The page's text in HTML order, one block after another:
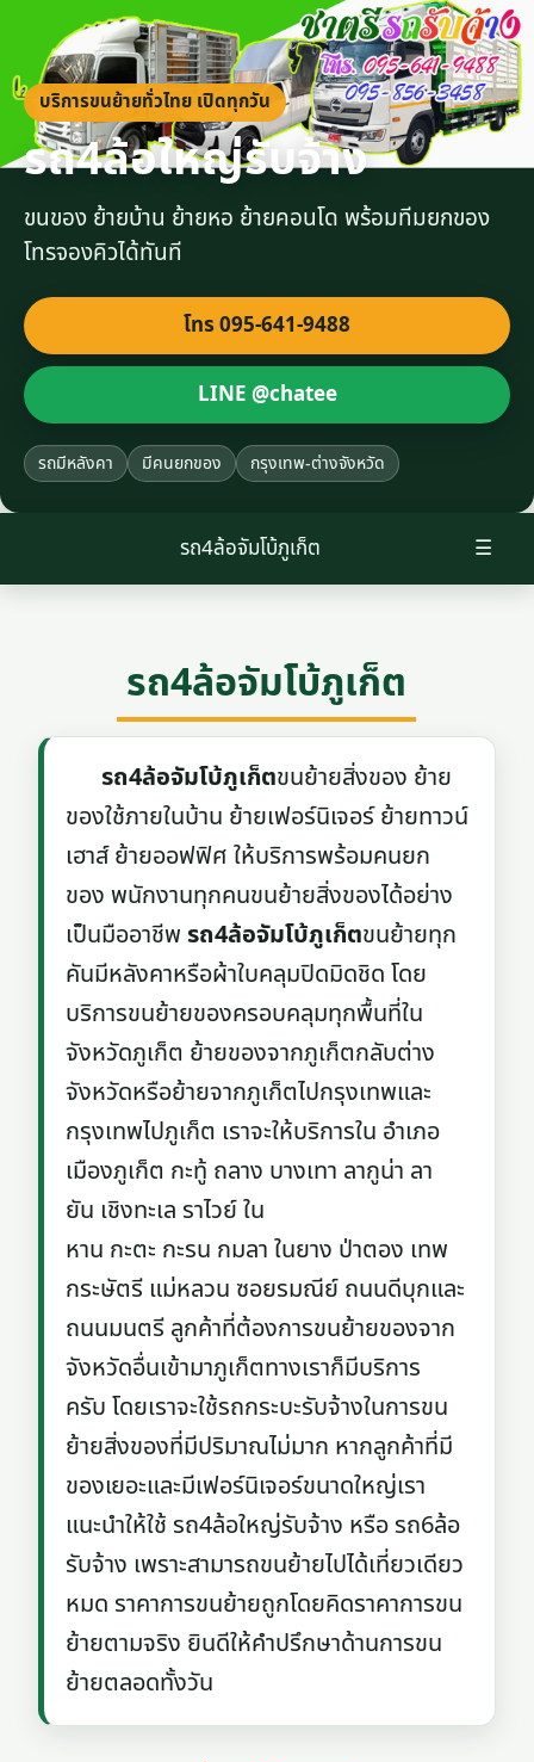
บริการขนย้ายทั่วไทย เปิดทุกวัน
รถ4ล้อใหญ่รับจ้าง
ขนของ ย้ายบ้าน ย้ายหอ ย้ายคอนโด พร้อมทีมยกของ
โทรจองคิวได้ทันที
โทร 095-641-9488
LINE @chatee
รถมีหลังคา มีคนยกของ กรุงเทพ-ต่างจังหวัด
☰
รถ4ล้อจัมโบ้ภูเก็ต
รถ4ล้อจัมโบ้ภูเก็ต
รถ4ล้อจัมโบ้ภูเก็ตขนย้ายสิ่งของ ย้าย
ของใช้ภายในบ้าน ย้ายเฟอร์นิเจอร์ ย้ายทาวน์
เฮาส์ ย้ายออฟฟิศ ให้บริการพร้อมคนยก
ของ พนักงานทุกคนขนย้ายสิ่งของได้อย่าง
เป็นมืออาชีพรถ4ล้อจัมโบ้ภูเก็ตขนย้ายทุก
คันมีหลังคาหรือผ้าใบคลุมปิดมิดชิด โดย
บริการขนย้ายของครอบคลุมทุกพื้นที่ใน
จังหวัดภูเก็ต ย้ายของจากภูเก็ตกลับต่าง
จังหวัดหรือย้ายจากภูเก็ตไปกรุงเทพและ
กรุงเทพไปภูเก็ต เราจะให้บริการใน อำเภอ
เมืองภูเก็ต กะทู้ ถลาง บางเทา ลากูน่า ลา
ยัน เชิงทะเล ราไวย์ ใน
หาน กะตะ กะรน กมลา ในยาง ป่าตอง เทพ
กระษัตรี แม่หลวน ซอยรมณีย์ ถนนดีบุกและ
ถนนมนตรี ลูกค้าที่ต้องการขนย้ายของจาก
จังหวัดอื่นเข้ามาภูเก็ตทางเราก็มีบริการ
ครับ โดยเราจะใช้รถกระบะรับจ้างในการขน
ย้ายสิ่งของที่มีปริมาณไม่มาก หากลูกค้าที่มี
ของเยอะและมีเฟอร์นิเจอร์ขนาดใหญ่เรา
แนะนำให้ใช้ รถ4ล้อใหญ่รับจ้าง หรือ รถ6ล้อ
รับจ้าง เพราะสามารถขนย้ายไปได้เที่ยวเดียว
หมด ราคาการขนย้ายถูกโดยคิดราคาการขน
ย้ายตามจริง ยินดีให้คำปรึกษาด้านการขน
ย้ายตลอดทั้งวัน